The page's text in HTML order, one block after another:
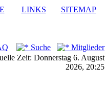
LINKS SITEMAP
Suche
Mitglieder
Zeit: Donnerstag 6. August
2026, 20:25